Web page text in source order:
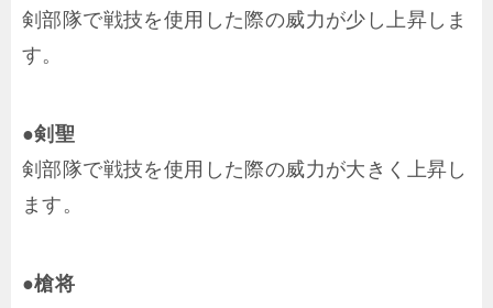
剣部隊で戦技を使用した際の威力が少し上昇しま
す。
●剣聖
剣部隊で戦技を使用した際の威力が大きく上昇し
ます。
●槍将